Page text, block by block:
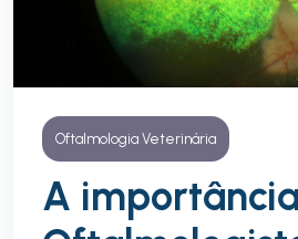
Oftalmologia Veterinária
A